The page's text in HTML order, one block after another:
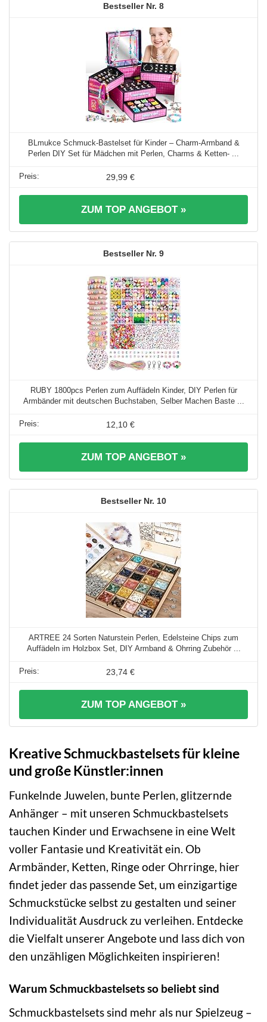
8
BLmukce Schmuck-Bastelset für Kinder – Charm-Armband &
Perlen DIY Set für Mädchen mit Perlen, Charms & Ketten- ...
29,99 €
ZUM TOP ANGEBOT »
9
RUBY 1800pcs Perlen zum Auffädeln Kinder, DIY Perlen für
Armbänder mit deutschen Buchstaben, Selber Machen Baste ...
12,10 €
ZUM TOP ANGEBOT »
10
ARTREE 24 Sorten Naturstein Perlen, Edelsteine Chips zum
Auffädeln im Holzbox Set, DIY Armband & Ohrring Zubehör ...
23,74 €
ZUM TOP ANGEBOT »
Kreative Schmuckbastelsets für kleine
und große Künstler:innen
Funkelnde Juwelen, bunte Perlen, glitzernde
Anhänger – mit unseren Schmuckbastelsets
tauchen Kinder und Erwachsene in eine Welt
voller Fantasie und Kreativität ein. Ob
Armbänder, Ketten, Ringe oder Ohrringe, hier
findet jeder das passende Set, um einzigartige
Schmuckstücke selbst zu gestalten und seiner
Individualität Ausdruck zu verleihen. Entdecke
die Vielfalt unserer Angebote und lass dich von
den unzähligen Möglichkeiten inspirieren!
Warum Schmuckbastelsets so beliebt sind
Schmuckbastelsets sind mehr als nur Spielzeug –